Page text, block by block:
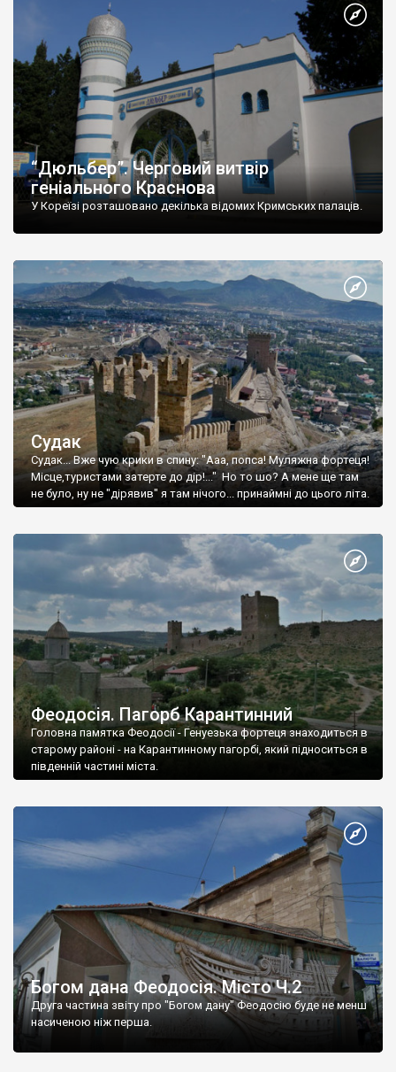
“Дюльбер”. Черговий витвір
геніального Краснова
У Кореїзі розташовано декілька відомих Кримських палаців.
Судак
Судак... Вже чую крики в спину: "Ааа, попса! Муляжна фортеця!
Місце,туристами затерте до дір!..." Но то шо? А мене ще там
не було, ну не "дірявив" я там нічого... принаймні до цього літа.
Феодосія. Пагорб Карантинний
Головна памятка Феодосії - Генуезька фортеця знаходиться в
старому районі - на Карантинному пагорбі, який підноситься в
південній частині міста.
Богом дана Феодосія. Місто Ч.2
Друга частина звіту про "Богом дану" Феодосію буде не менш
насиченою ніж перша.